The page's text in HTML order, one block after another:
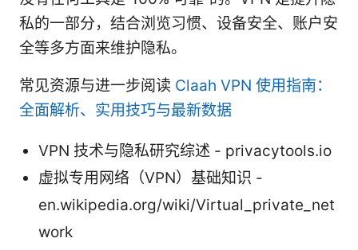
私的一部分，结合浏览习惯、设备安全、账户安
全等多方面来维护隐私。
常见资源与进一步阅读 Claah VPN 使用指南：
全面解析、实用技巧与最新数据
VPN 技术与隐私研究综述 - privacytools.io
虚拟专用网络（VPN）基础知识 -
en.wikipedia.org/wiki/Virtual_private_net
work